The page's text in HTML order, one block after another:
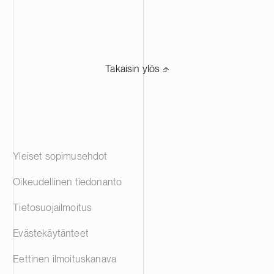
Takaisin ylös ⬏
Yleiset sopimusehdot
Oikeudellinen tiedonanto
Tietosuojailmoitus
Evästekäytänteet
Eettinen ilmoituskanava